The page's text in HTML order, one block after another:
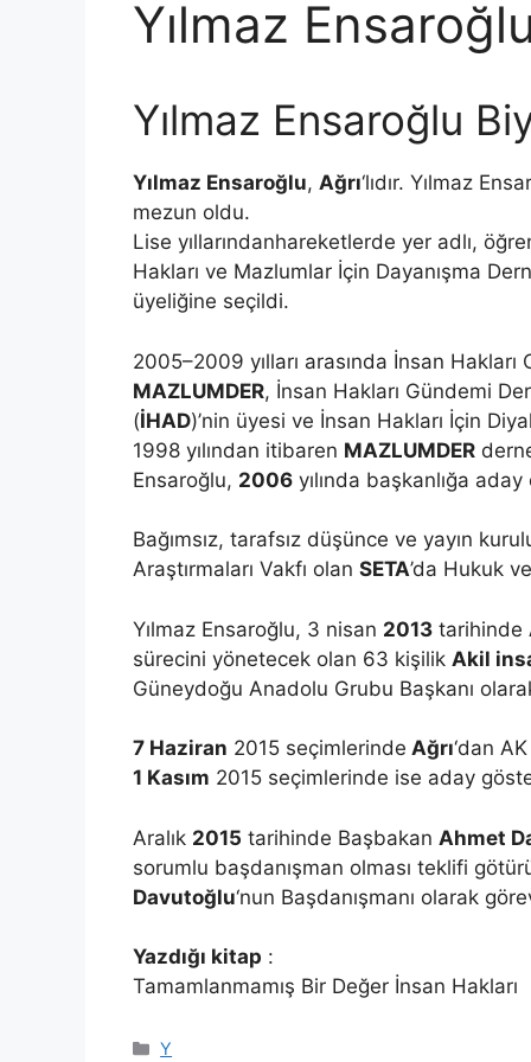
Yılmaz
Yılmaz Ensaroğlu
Yılmaz Ensaroğlu, Ağrı‘lıdır. Yılmaz
mezun oldu.
Lise yıllarındanhareketlerde yer adlı,
Hakları ve Mazlumlar İçin Dayanışma
üyeliğine seçildi.
2005–2009 yılları arasında İnsan
MAZLUMDER, İnsan Hakları Gündemi
(İHAD)’nin üyesi ve İnsan Hakları İçin
1998 yılından itibaren MAZLUMDER
Ensaroğlu, 2006 yılında başkanlığa aday
Bağımsız, tarafsız düşünce ve yayın
Araştırmaları Vakfı olan SETA’da Hukuk
Yılmaz Ensaroğlu, 3 nisan 2013 tarihinde
sürecini yönetecek olan 63 kişilik Akil
Güneydoğu Anadolu Grubu Başkanı
7 Haziran 2015 seçimlerinde Ağrı‘dan
1 Kasım 2015 seçimlerinde ise aday
Aralık 2015 tarihinde Başbakan Ahmet
sorumlu başdanışman olması teklifi
Davutoğlu‘nun Başdanışmanı olarak
Yazdığı kitap :
Tamamlanmamış Bir Değer İnsan Hakları
Kategoriler
Y